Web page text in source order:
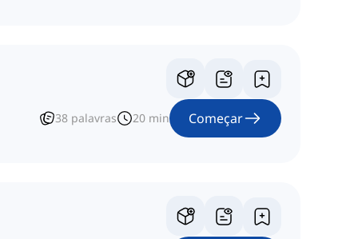
38 palavras 20 min Começar